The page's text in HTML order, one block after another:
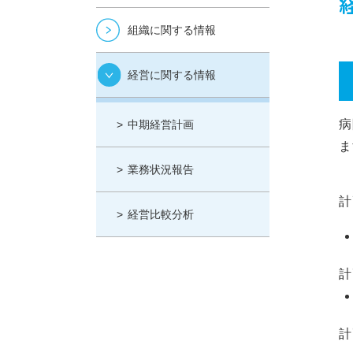
組織に関する情報
経営に関する情報
中期経営計画
業務状況報告
経営比較分析